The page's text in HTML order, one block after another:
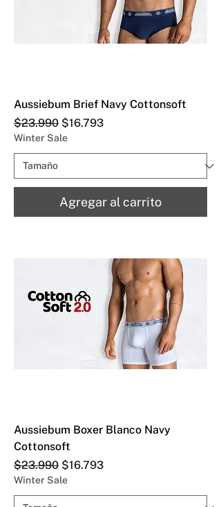
Aussiebum Brief Navy Cottonsoft
Precio
$23.990 Precio de oferta
$16.793
Winter Sale
Agregar al carrito
Aussiebum Boxer Blanco Navy
Cottonsoft
Precio
$23.990 Precio de oferta
$16.793
Winter Sale